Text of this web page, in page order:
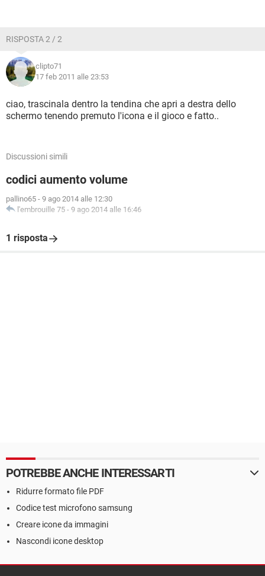
RISPOSTA 2 / 2
clipto71
17 feb 2011 alle 23:53
ciao, trascinala dentro la tendina che apri a destra dello
schermo tenendo premuto l'icona e il gioco e fatto..
Discussioni simili
codici aumento volume
pallino65 - 9 ago 2014 alle 12:30
l'embrouille 75 - 9 ago 2014 alle 16:46
1 risposta
POTREBBE ANCHE INTERESSARTI
Ridurre formato file PDF
Codice test microfono samsung
Creare icone da immagini
Nascondi icone desktop